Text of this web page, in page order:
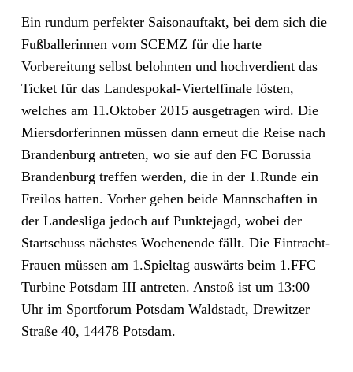
Ein rundum perfekter Saisonauftakt, bei dem sich die
Fußballerinnen vom SCEMZ für die harte
Vorbereitung selbst belohnten und hochverdient das
Ticket für das Landespokal-Viertelfinale lösten,
welches am 11.Oktober 2015 ausgetragen wird. Die
Miersdorferinnen müssen dann erneut die Reise nach
Brandenburg antreten, wo sie auf den FC Borussia
Brandenburg treffen werden, die in der 1.Runde ein
Freilos hatten. Vorher gehen beide Mannschaften in
der Landesliga jedoch auf Punktejagd, wobei der
Startschuss nächstes Wochenende fällt. Die Eintracht-
Frauen müssen am 1.Spieltag auswärts beim 1.FFC
Turbine Potsdam III antreten. Anstoß ist um 13:00
Uhr im Sportforum Potsdam Waldstadt, Drewitzer
Straße 40, 14478 Potsdam.